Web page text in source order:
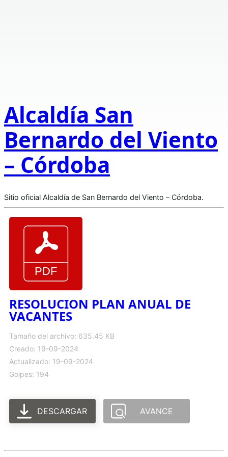
Alcaldía San
Bernardo del Viento
– Córdoba
Sitio oficial Alcaldía de San Bernardo del Viento – Córdoba.
RESOLUCION PLAN ANUAL DE
VACANTES
Tamaño del archivo: 635.45 KB
Creado: 19-09-2024
Actualizado: 19-09-2024
Golpes: 194
DESCARGAR AVANCE